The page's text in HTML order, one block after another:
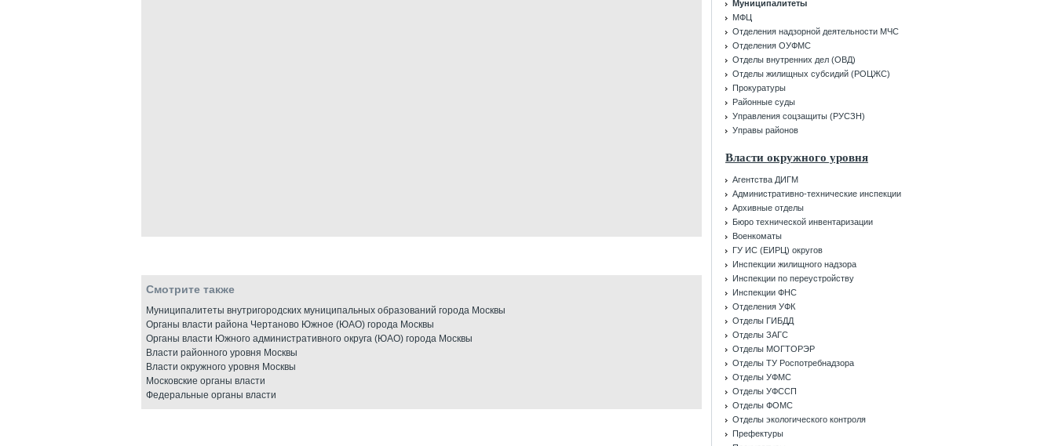
Смотрите также
Муниципалитеты внутригородских муниципальных образований города Москвы
Органы власти района Чертаново Южное (ЮАО) города Москвы
Органы власти Южного административного округа (ЮАО) города Москвы
Власти районного уровня Москвы
Власти окружного уровня Москвы
Московские органы власти
Федеральные органы власти
Муниципалитеты
МФЦ
Отделения надзорной деятельности МЧС
Отделения ОУФМС
Отделы внутренних дел (ОВД)
Отделы жилищных субсидий (РОЦЖС)
Прокуратуры
Районные суды
Управления соцзащиты (РУСЗН)
Управы районов
Власти окружного уровня
Агентства ДИГМ
Административно-технические инспекции
Архивные отделы
Бюро технической инвентаризации
Военкоматы
ГУ ИС (ЕИРЦ) округов
Инспекции жилищного надзора
Инспекции по переустройству
Инспекции ФНС
Отделения УФК
Отделы ГИБДД
Отделы ЗАГС
Отделы МОГТОРЭР
Отделы ТУ Роспотребнадзора
Отделы УФМС
Отделы УФССП
Отделы ФОМС
Отделы экологического контроля
Префектуры